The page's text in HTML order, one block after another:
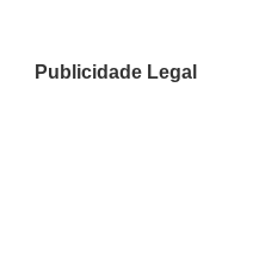
Publicidade Legal